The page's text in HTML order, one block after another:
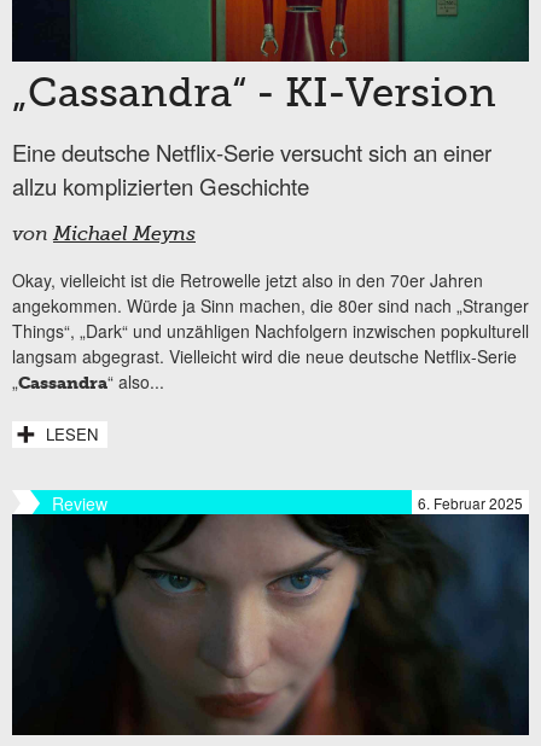
„Cassandra“ - KI-Version
Eine deutsche Netflix-Serie versucht sich an einer
allzu komplizierten Geschichte
vonMichael Meyns
Okay, vielleicht ist die Retrowelle jetzt also in den 70er Jahren
angekommen. Würde ja Sinn machen, die 80er sind nach „Stranger
Things“, „Dark“ und unzähligen Nachfolgern inzwischen popkulturell
langsam abgegrast. Vielleicht wird die neue deutsche Netflix-Serie
„Cassandra“ also...
LESEN
Review 6. Februar 2025